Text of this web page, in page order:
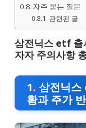
자주 묻는 질문
관련된 글:
삼전닉스 etf 출
자자 주의사항
1. 삼전닉
황과 주가